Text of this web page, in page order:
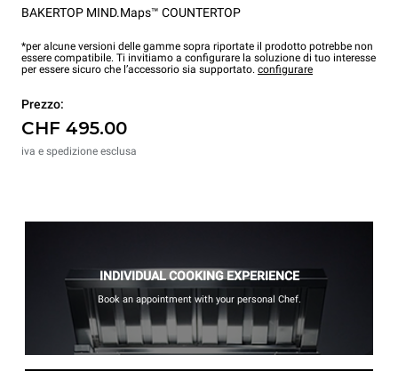
BAKERTOP MIND.Maps™ COUNTERTOP
*per alcune versioni delle gamme sopra riportate il prodotto potrebbe non
essere compatibile. Ti invitiamo a configurare la soluzione di tuo interesse
per essere sicuro che l’accessorio sia supportato. configurare
Prezzo:
CHF 495.00
iva e spedizione esclusa
INDIVIDUAL COOKING EXPERIENCE
Book an appointment with your personal Chef.